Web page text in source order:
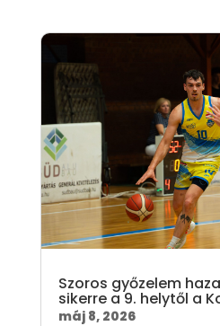
Szoros győzelem
sikerre a 9. helytől a
máj 8, 2026